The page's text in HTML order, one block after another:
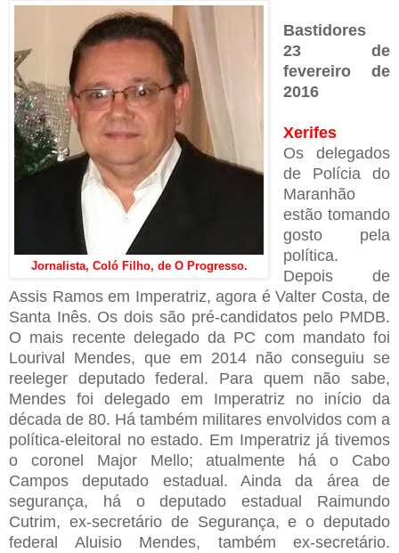
Jornalista, Coló Filho, de O Progresso.
Bastidores
23 de
fevereiro de
2016
Xerifes
Os delegados
de Polícia do
Maranhão
estão tomando
gosto pela
política.
Depois de
Assis Ramos em Imperatriz, agora é Valter Costa, de
Santa Inês. Os dois são pré-candidatos pelo PMDB.
O mais recente delegado da PC com mandato foi
Lourival Mendes, que em 2014 não conseguiu se
reeleger deputado federal. Para quem não sabe,
Mendes foi delegado em Imperatriz no início da
década de 80. Há também militares envolvidos com a
política-eleitoral no estado. Em Imperatriz já tivemos
o coronel Major Mello; atualmente há o Cabo
Campos deputado estadual. Ainda da área de
segurança, há o deputado estadual Raimundo
Cutrim, ex-secretário de Segurança, e o deputado
federal Aluisio Mendes, também ex-secretário.